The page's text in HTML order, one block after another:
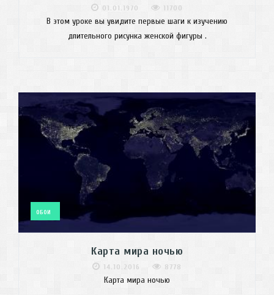
01.01.1970 11700
В этом уроке вы увидите первые шаги к изучению
длительного рисунка женской фигуры .
ОБОИ
Карта мира ночью
14.10.2016 8778
Карта мира ночью